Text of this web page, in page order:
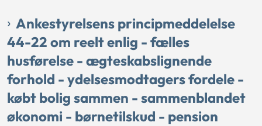
Ankestyrelsens principmeddelelse
44-22 om reelt enlig - fælles
husførelse - ægteskabslignende
forhold - ydelsesmodtagers fordele -
købt bolig sammen - sammenblandet
økonomi - børnetilskud - pension